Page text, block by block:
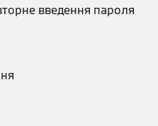
введення пароля